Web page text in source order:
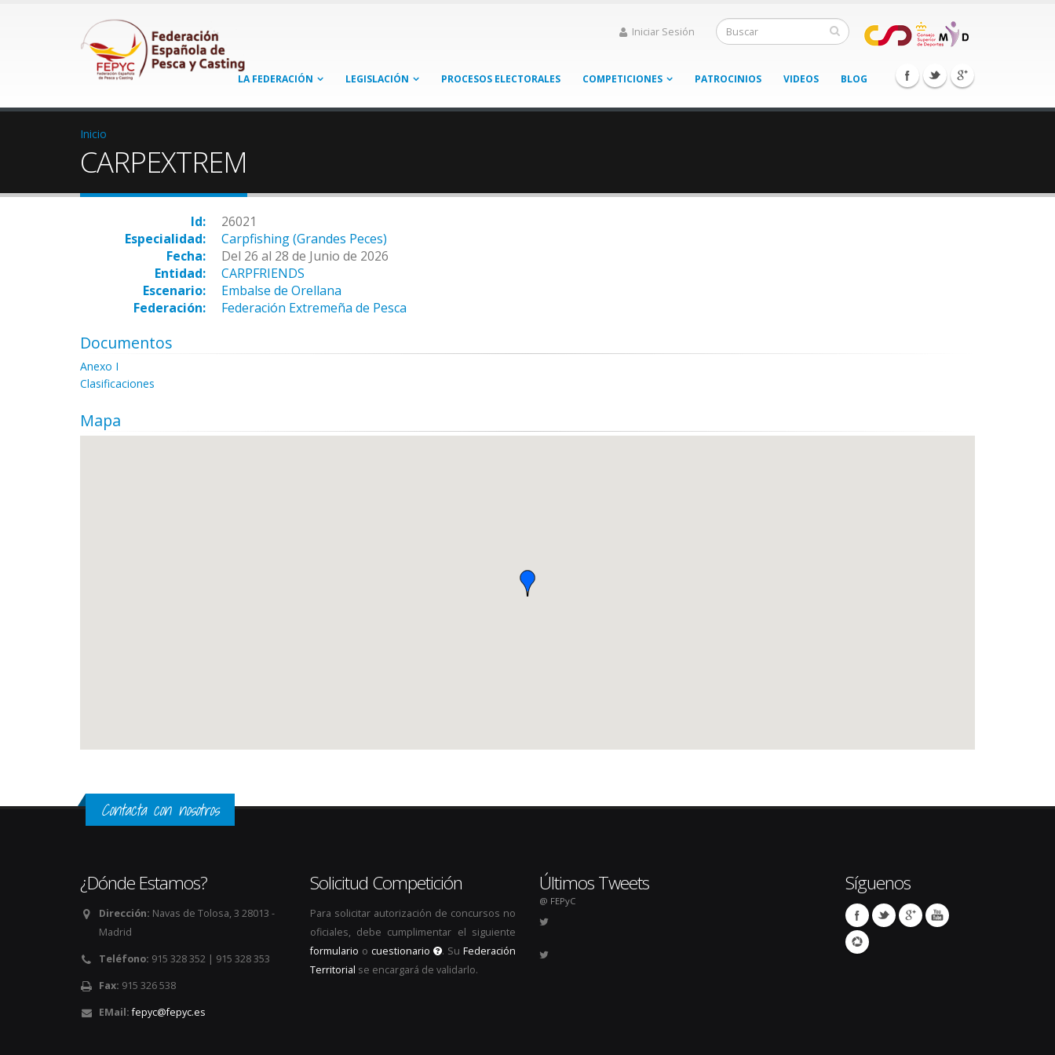
Iniciar Sesión
LA FEDERACIÓN LEGISLACIÓN PROCESOS ELECTORALES COMPETICIONES PATROCINIOS VIDEOS BLOG
Inicio
CARPEXTREM
Id:
26021
Especialidad:
Carpfishing (Grandes Peces)
Fecha:
Del 26 al 28 de Junio de 2026
Entidad:
CARPFRIENDS
Escenario:
Embalse de Orellana
Federación:
Federación Extremeña de Pesca
Documentos
Anexo I
Clasificaciones
Mapa
Contacta con nosotros
¿Dónde Estamos?
Dirección: Navas de Tolosa, 3 28013 -
Madrid
Teléfono: 915 328 352 | 915 328 353
Fax: 915 326 538
EMail: fepyc@fepyc.es
Solicitud Competición
Para solicitar autorización de concursos no
oficiales, debe cumplimentar el siguiente
formulario o cuestionario . SuFederación
Territorial se encargará de validarlo.
Últimos Tweets
@ FEPyC
Síguenos